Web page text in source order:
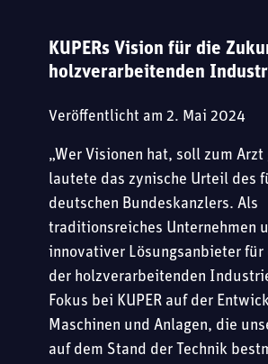
E-BOOKS
BLOG
BERUFSERFAHRENE
STUDIERENDE
OFFENE STELLEN
KUPER
KUPERs Vision für die
holzverarbeitenden
Veröffentlicht am 2. Mai 2024
„Wer Visionen hat, soll zum Arzt
lautete das zynische Urteil des
deutschen Bundeskanzlers. Als
traditionsreiches Unternehmen
innovativer Lösungsanbieter für
der holzverarbeitenden
Fokus bei KUPER auf der
Maschinen und Anlagen, die
auf dem Stand der Technik